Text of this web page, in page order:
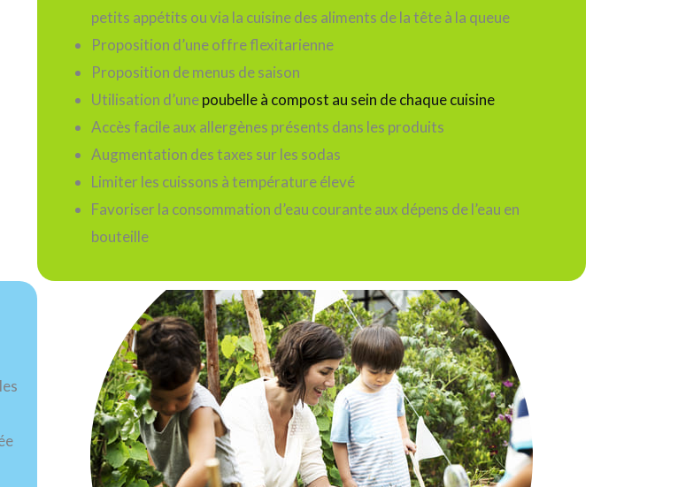
petits appétits ou via la cuisine des aliments de la tête à la queue
Proposition d’une offre flexitarienne
Proposition de menus de saison
Utilisation d’unepoubelle à compost au sein de chaque cuisine
Accès facile aux allergènes présents dans les produits
Augmentation des taxes sur les sodas
Limiter les cuissons à température élevé
Favoriser la consommation d’eau courante aux dépens de l’eau en
bouteille